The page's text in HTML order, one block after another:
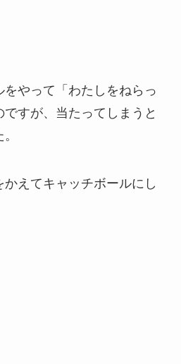
やって「わたしをねらっ
すが、当たってしまうと
えてキャッチボールにし